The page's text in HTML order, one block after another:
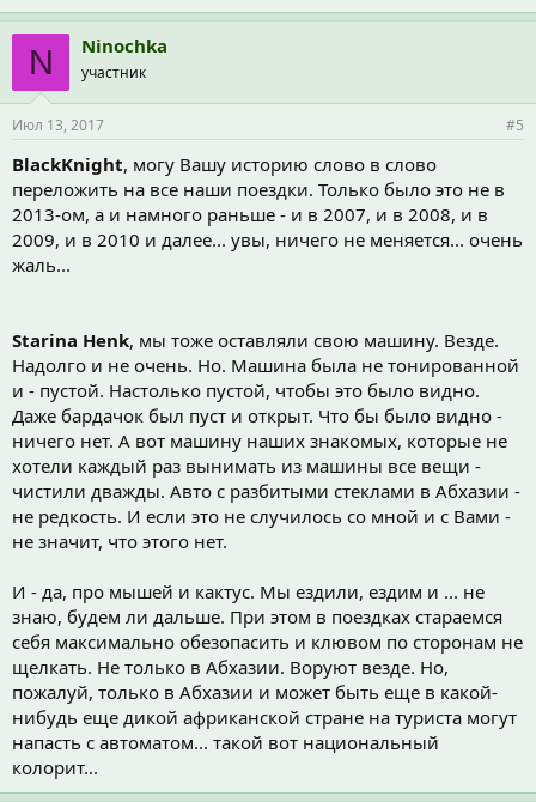
N Ninochka
участник
Июл 13, 2017 #5
BlackKnight, могу Вашу историю слово в слово
переложить на все наши поездки. Только было это не в
2013-ом, а и намного раньше - и в 2007, и в 2008, и в
2009, и в 2010 и далее... увы, ничего не меняется... очень
жаль...
Starina Henk, мы тоже оставляли свою машину. Везде.
Надолго и не очень. Но. Машина была не тонированной
и - пустой. Настолько пустой, чтобы это было видно.
Даже бардачок был пуст и открыт. Что бы было видно -
ничего нет. А вот машину наших знакомых, которые не
хотели каждый раз вынимать из машины все вещи -
чистили дважды. Авто с разбитыми стеклами в Абхазии -
не редкость. И если это не случилось со мной и с Вами -
не значит, что этого нет.
И - да, про мышей и кактус. Мы ездили, ездим и ... не
знаю, будем ли дальше. При этом в поездках стараемся
себя максимально обезопасить и клювом по сторонам не
щелкать. Не только в Абхазии. Воруют везде. Но,
пожалуй, только в Абхазии и может быть еще в какой-
нибудь еще дикой африканской стране на туриста могут
напасть с автоматом... такой вот национальный
колорит...